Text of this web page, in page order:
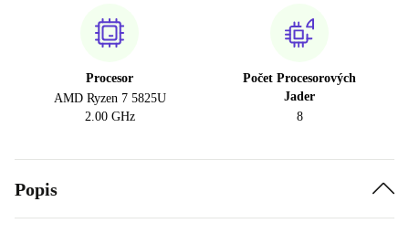
Procesor
AMD Ryzen 7 5825U
2.00 GHz
Počet Procesorových
Jader
8
Popis